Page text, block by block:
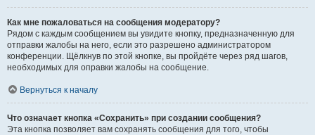
Как мне пожаловаться на сообщения модератору?
Рядом с каждым сообщением вы увидите кнопку, предназначенную для
отправки жалобы на него, если это разрешено администратором
конференции. Щёлкнув по этой кнопке, вы пройдёте через ряд шагов,
необходимых для оправки жалобы на сообщение.
Вернуться к началу
Что означает кнопка «Сохранить» при создании сообщения?
Эта кнопка позволяет вам сохранять сообщения для того, чтобы